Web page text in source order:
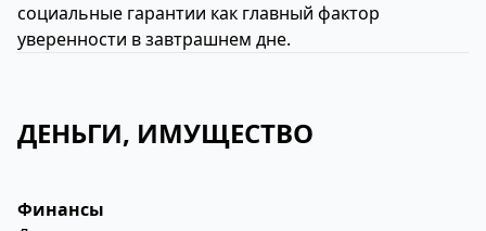
социальные гарантии как главный фактор
уверенности в завтрашнем дне.
ДЕНЬГИ, ИМУЩЕСТВО
Финансы